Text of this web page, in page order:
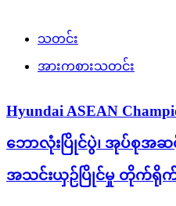
သတင်း
အားကစားသတင်း
Hyundai ASEAN
ဘောလုံးပြိုင်ပွဲ၊ အုပ်စုအဆ
အသင်းယှဉ်ပြိုင်မှု တိုက်